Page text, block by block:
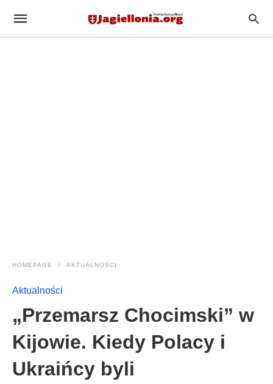
HOMEPAGE AKTUALNOŚCI
Aktualności
„Przemarsz Chocimski” w
Kijowie. Kiedy Polacy i
Ukraińcy byli